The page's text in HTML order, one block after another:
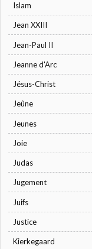
Islam
Jean XXIII
Jean-Paul II
Jeanne d'Arc
Jésus-Christ
Jeûne
Jeunes
Joie
Judas
Jugement
Juifs
Justice
Kierkegaard